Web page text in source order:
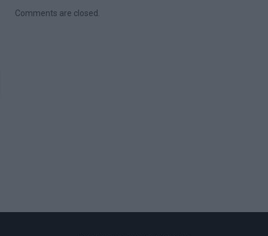
Comments are closed.